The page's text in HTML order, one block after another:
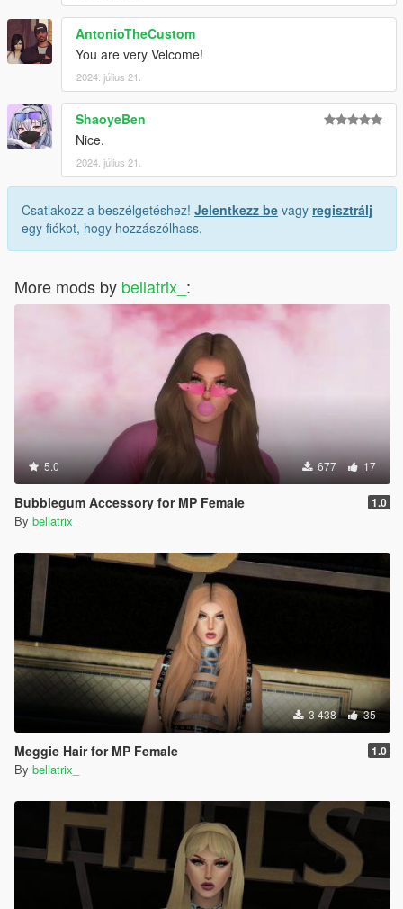
AntonioTheCustom
You are very Velcome!
2024. július 21.
ShaoyeBen
Nice.
2024. július 21.
Csatlakozz a beszélgetéshez! Jelentkezz be vagy regisztrálj
egy fiókot, hogy hozzászólhass.
More mods by bellatrix_ :
5.0 677 17
Bubblegum Accessory for MP Female 1.0
By bellatrix_
3 438 35
Meggie Hair for MP Female 1.0
By bellatrix_